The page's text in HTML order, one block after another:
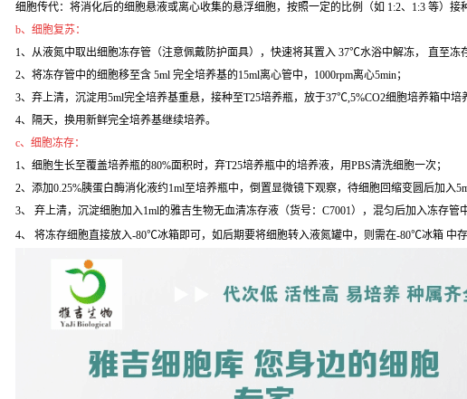
细胞传代：将消化后的细胞悬液或离心收集的悬浮细胞，按照一定的比例（如 1:2、1:3 等）
b、细胞复苏：
1、从液氮中取出细胞冻存管（注意佩戴防护面具），快速将其置入 37℃水浴中解冻， 直至冻
2、将冻存管中的细胞移至含 5ml 完全培养基的15ml离心管中，1000rpm离心5min；
3、弃上清，沉淀用5ml完全培养基重悬，接种至T25培养瓶，放于37℃,5%CO2细胞培养箱中培
4、隔天，换用新鲜完全培养基继续培养。
c、细胞冻存：
1、细胞生长至覆盖培养瓶的80%面积时，弃T25培养瓶中的培养液，用PBS清洗细胞一次；
2、添加0.25%胰蛋白酶消化液约1ml至培养瓶中，倒置显微镜下观察，待细胞回缩变圆后加入
3、 弃上清，沉淀细胞加入1ml的雅吉生物无血清冻存液（货号：C7001），混匀后加入冻存管中
4、 将冻存细胞直接放入-80℃冰箱即可，如后期要将细胞转入液氮罐中，则需在-80℃冰箱 中存